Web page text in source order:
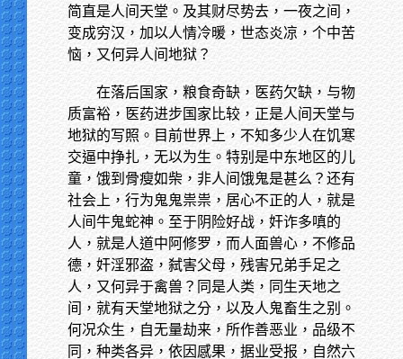
简直是人间天堂。及其财尽势去，一夜之间，
变成穷汉，加以人情冷暖，世态炎凉，个中苦
恼，又何异人间地狱？
在落后国家，粮食奇缺，医药欠缺，与物
质富裕，医药进步国家比较，正是人间天堂与
地狱的写照。目前世界上，不知多少人在饥寒
交逼中挣扎，无以为生。特别是中东地区的儿
童，饿到骨瘦如柴，非人间饿鬼是甚么？还有
社会上，行为鬼鬼祟祟，居心不正的人，就是
人间牛鬼蛇神。至于阴险好战，奸诈多嗔的
人，就是人道中阿修罗，而人面兽心，不修品
德，奸淫邪盗，弑害父母，残害兄弟手足之
人，又何异于禽兽？同是人类，同生天地之
间，就有天堂地狱之分，以及人鬼畜生之别。
何况众生，自无量劫来，所作善恶业，品级不
同，种类各异，依因感果，据业受报，自然六